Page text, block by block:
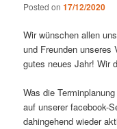
Posted on17/12/2020
Wir wünschen allen
und Freunden unseres
gutes neues Jahr! Wir
Was die
auf unserer facebook-
dahingehend wieder